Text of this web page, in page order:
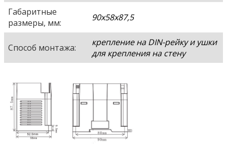
Габаритные
размеры, мм:
90х58х87,5
Способ монтажа:
крепление на DIN-рейку и ушки
для крепления на стену